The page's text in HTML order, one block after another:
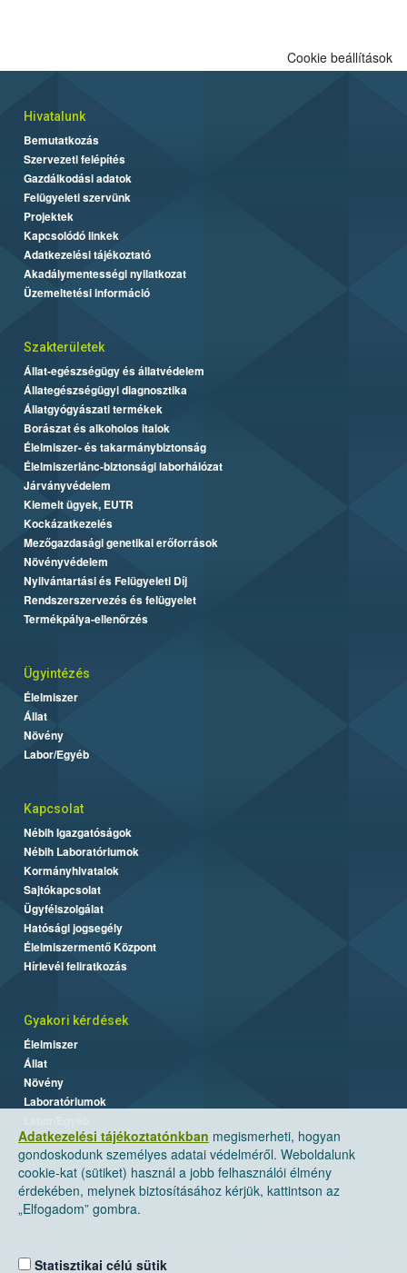
Adatkezelési tájékoztatónkban megismerheti, hogyan
gondoskodunk személyes adatai védelméről. Weboldalunk
cookie-kat (sütiket) használ a jobb felhasználói élmény
érdekében, melynek biztosításához kérjük, kattintson az
„Elfogadom” gombra.
Statisztikai célú sütik
Cookie beállítások
Hivatalunk
Bemutatkozás
Szervezeti felépítés
Gazdálkodási adatok
Felügyeleti szervünk
Projektek
Kapcsolódó linkek
Adatkezelési tájékoztató
Akadálymentességi nyilatkozat
Üzemeltetési információ
Szakterületek
Állat-egészségügy és állatvédelem
Állategészségügyi diagnosztika
Állatgyógyászati termékek
Borászat és alkoholos italok
Élelmiszer- és takarmánybiztonság
Élelmiszerlánc-biztonsági laborhálózat
Járványvédelem
Kiemelt ügyek, EUTR
Kockázatkezelés
Mezőgazdasági genetikai erőforrások
Növényvédelem
Nyilvántartási és Felügyeleti Díj
Rendszerszervezés és felügyelet
Termékpálya-ellenőrzés
Ügyintézés
Élelmiszer
Állat
Növény
Labor/Egyéb
Kapcsolat
Nébih Igazgatóságok
Nébih Laboratóriumok
Kormányhivatalok
Sajtókapcsolat
Ügyfélszolgálat
Hatósági jogsegély
Élelmiszermentő Központ
Hírlevél feliratkozás
Gyakori kérdések
Élelmiszer
Állat
Növény
Laboratóriumok